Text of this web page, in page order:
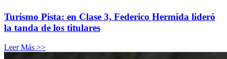
Turismo Pista: en Clase 3, Federico Hermida lideró
la tanda de los titulares
Leer Más >>